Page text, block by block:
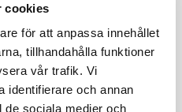
cookies
för att anpassa innehållet
tillhandahålla funktioner
vår trafik. Vi
identifierare och annan
de sociala medier och